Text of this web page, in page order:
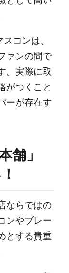
コンは、
ァンの間で
。実際に取
がつくこと
ーが存在す
舗」
ならではの
ンやブレー
とする貴重